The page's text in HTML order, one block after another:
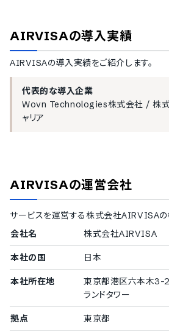
各種テンプレート・権限のカスタマイズ機
各種手続きのToDo管理機能
担当者権限設定機能
各種健康保険への対応
通知機能
契約社員の更新日などの通知機能
その他の機能
AIRVISAの導入実績
AIRVISAの導入実績をご紹介します。
代表的な導入企業
Wovn Technologies株式会社 /株
ャリア
Wovn Technologies株式会社
ャリア
AIRVISAの運営会社
サービスを運営する株式会社AIRVISAの
会社名
株式会社AIRVISA
本社の国 日本
本社所在地
東京都港区六本木3-
ランドタワー
拠点 東京都